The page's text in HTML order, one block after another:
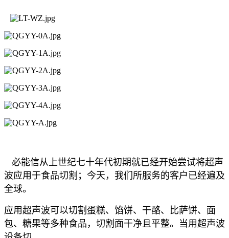
必能信从上世纪七十年代初期就已经开始尝试将超声
波应用于食品切割；今天，我们所服务的客户已经遍及
全球。
应用超声波可以切割蛋糕、馅饼、干酪、比萨饼、面
包、糖果等多种食品，切割面干净且平整。当用超声波